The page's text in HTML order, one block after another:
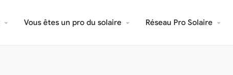
Vous êtes un pro du solaire Réseau Pro Solaire